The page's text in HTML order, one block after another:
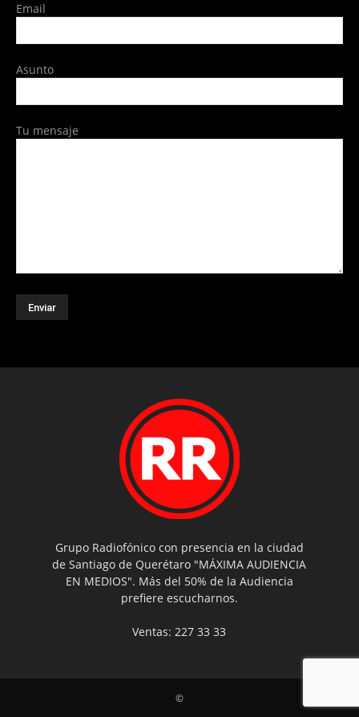
Email
Asunto
Tu mensaje
Grupo Radiofónico con presencia en la ciudad
de Santiago de Querétaro "MÁXIMA AUDIENCIA
EN MEDIOS". Más del 50% de la Audiencia
prefiere escucharnos.
Ventas: 227 33 33
©